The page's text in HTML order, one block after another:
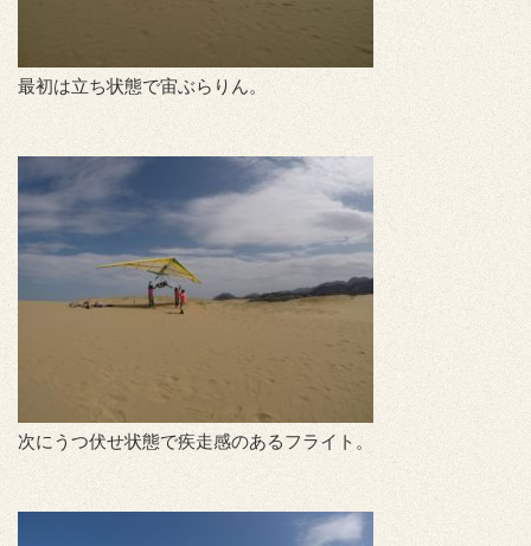
最初は立ち状態で宙ぶらりん。
次にうつ伏せ状態で疾走感のあるフライト。